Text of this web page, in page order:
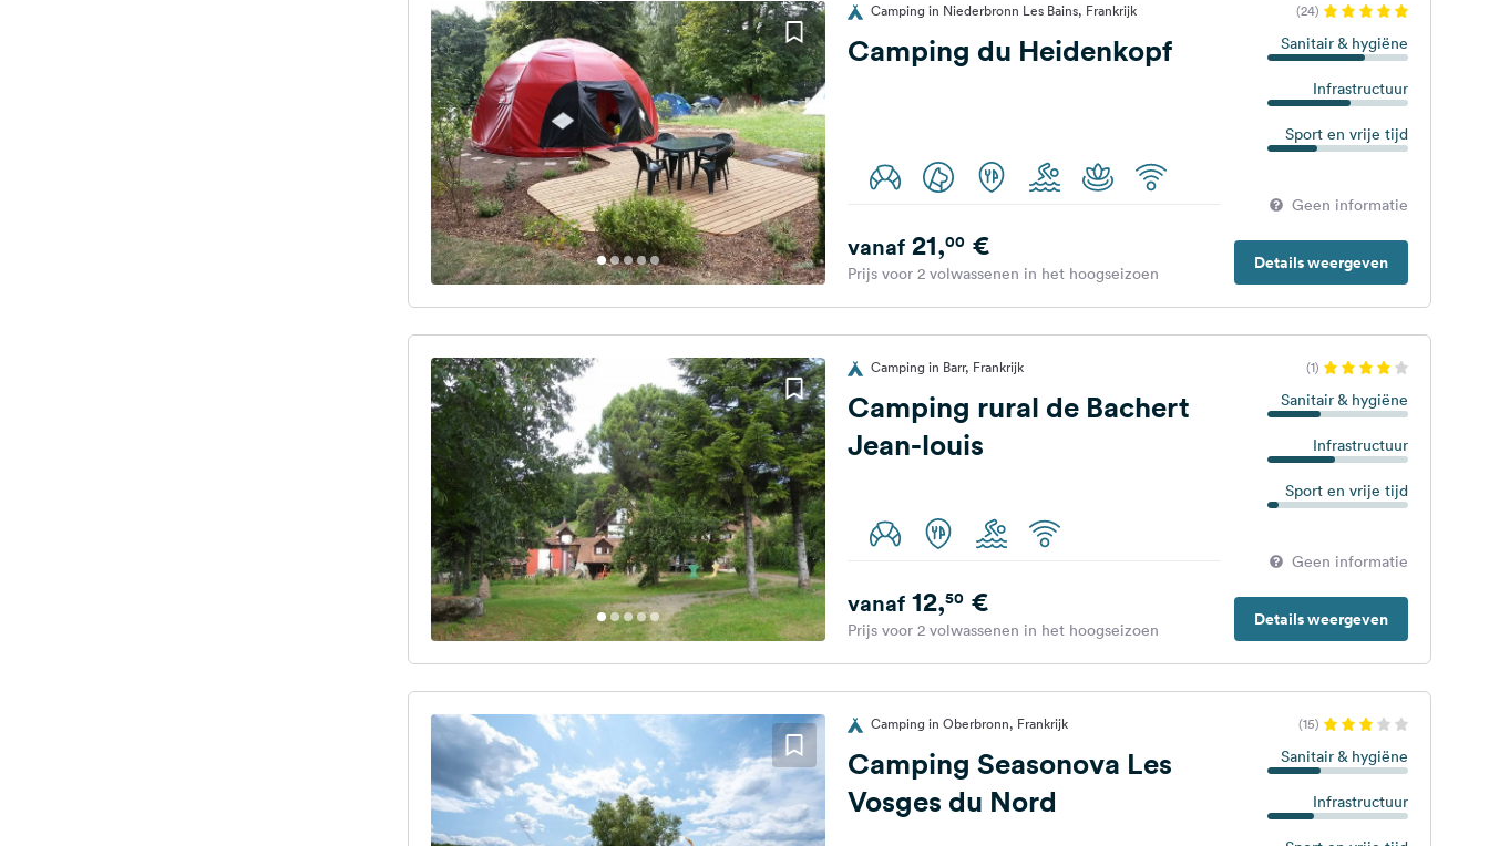
Camping in Niederbronn Les Bains, Frankrijk (24)
Camping du Heidenkopf Sanitair & hygiëne
Infrastructuur
Sport en vrije tijd
Geen informatie
Details weergeven
vanaf21,00€
Prijs voor 2 volwassenen in het hoogseizoen
Camping in Barr, Frankrijk (1)
Camping rural de Bachert
Jean-louis
Sanitair & hygiëne
Infrastructuur
Sport en vrije tijd
Geen informatie
Details weergeven
vanaf12,50€
Prijs voor 2 volwassenen in het hoogseizoen
Camping in Oberbronn, Frankrijk (15)
Camping Seasonova Les
Vosges du Nord
Sanitair & hygiëne
Infrastructuur